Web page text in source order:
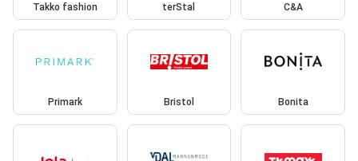
Takko fashion terStal C&A
Primark Bristol Bonita